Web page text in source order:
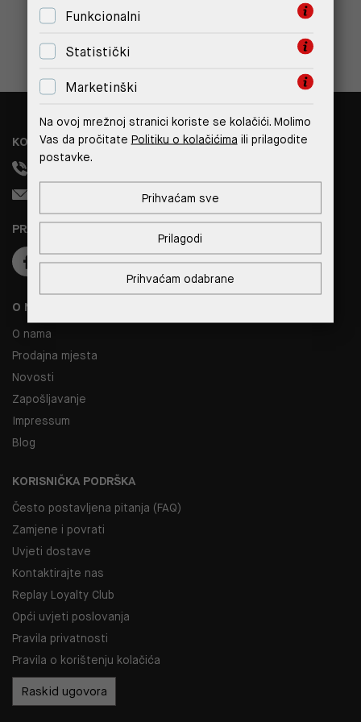
O NAMA
O nama
Prodajna mjesta
Novosti
Zapošljavanje
Impressum
Blog
KORISNIČKA PODRŠKA
Često postavljena pitanja (FAQ)
Zamjene i povrati
Uvjeti dostave
Kontaktirajte nas
Replay Loyalty Club
Opći uvjeti poslovanja
Pravila privatnosti
Pravila o korištenju kolačića
Raskid ugovora
PRATITE NAS
KONTAKT
+385 99 308 1833
Funkcionalni
Statistički
Marketinški
Na ovoj mrežnoj stranici koriste se kolačići. Molimo
Vas da pročitate Politiku o kolačićima ili prilagodite
postavke.
Prihvaćam odabrane
Prilagodi
Prihvaćam sve